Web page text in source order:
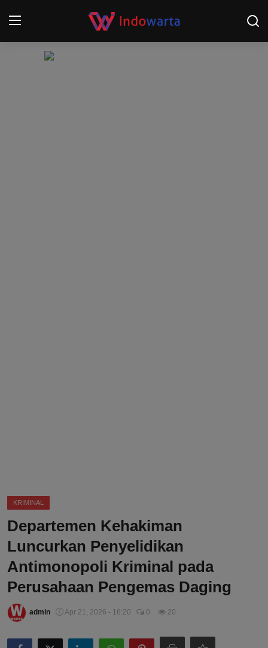
KRIMINAL
Departemen Kehakiman
Luncurkan Penyelidikan
Antimonopoli Kriminal pada
Perusahaan Pengemas Daging
admin Apr 21, 2026 - 16:20 0 20